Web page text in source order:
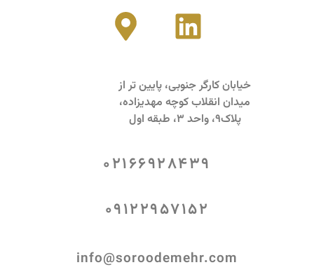
خیابان کارگر جنوبی، پایین تر از
میدان انقلاب کوچه مهدیزاده،
پلاک9، واحد 3، طبقه اول
02166928439
09122957152
info@soroodemehr.com